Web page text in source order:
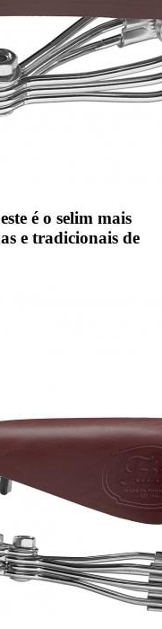
é o selim mais
e tradicionais de